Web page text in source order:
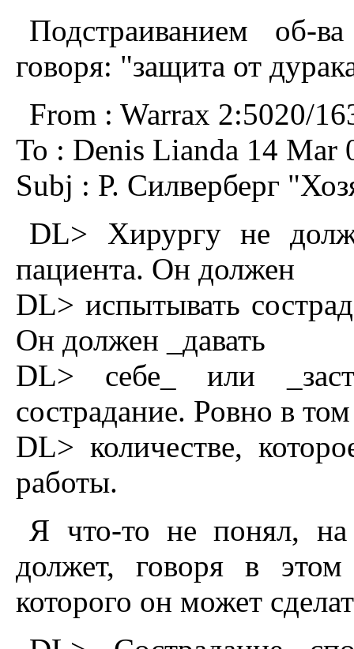
Подстраиванием
говоря: "защита от
From : Warrax 2:5020/
To : Denis Lianda 14 Mar
Subj : Р. Силверберг
DL> Хирургу не
пациента. Он должен
DL> испытывать
Он должен _давать
DL> себе_ или
сострадание. Ровно в том
DL> количестве,
работы.
Я что-то не понял, на
должет, говоря в
которого он может